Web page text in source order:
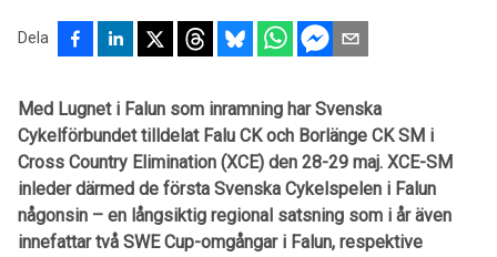
Dela
Med Lugnet i Falun som inramning har Svenska
Cykelförbundet tilldelat Falu CK och Borlänge CK SM i
Cross Country Elimination (XCE) den 28-29 maj. XCE-SM
inleder därmed de första Svenska Cykelspelen i Falun
någonsin – en långsiktig regional satsning som i år även
innefattar två SWE Cup-omgångar i Falun, respektive